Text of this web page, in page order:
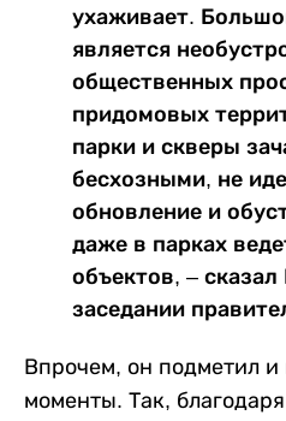
ухаживает.
является
общественных
придомовых
парки и скверы
бесхозными, не
обновление и
даже в парках
объектов, –
заседании
Впрочем, он подметил
моменты. Так,